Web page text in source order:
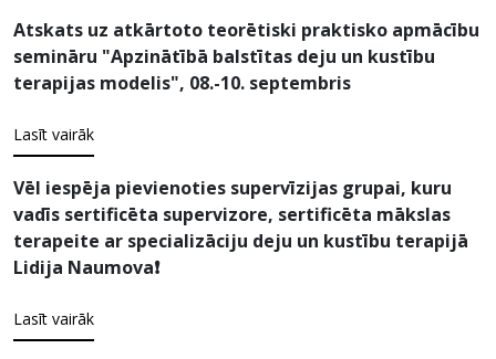
Atskats uz atkārtoto teorētiski praktisko apmācību
semināru "Apzinātībā balstītas deju un kustību
terapijas modelis", 08.-10. septembris
Lasīt vairāk
Vēl iespēja pievienoties supervīzijas grupai, kuru
vadīs sertificēta supervizore, sertificēta mākslas
terapeite ar specializāciju deju un kustību terapijā
Lidija Naumova❗️
Lasīt vairāk